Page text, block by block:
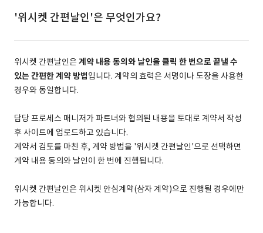
'위시켓 간편날인'은 무엇인가요?
위시켓 간편날인은 계약 내용 동의와 날인을 클릭 한 번으로 끝낼 수
있는 간편한 계약 방법입니다. 계약의 효력은 서명이나 도장을 사용한
경우와 동일합니다.
담당 프로세스 매니저가 파트너와 협의된 내용을 토대로 계약서 작성
후 사이트에 업로드하고 있습니다.
계약서 검토를 마친 후, 계약 방법을 '위시켓 간편날인'으로 선택하면
계약 내용 동의와 날인이 한 번에 진행됩니다.
위시켓 간편날인은 위시켓 안심계약(삼자 계약)으로 진행될 경우에만
가능합니다.